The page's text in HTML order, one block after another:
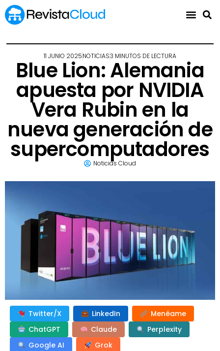
11 JUNIO 2025NOTICIAS3 MINUTOS DE LECTURA
Blue Lion: Alemania
apuesta por NVIDIA
Vera Rubin en la
nueva generación de
supercomputadores
Noticias Cloud
Twitter/X LinkedIn
Menéame
ChatGPT
Claude
Perplexity
Google AI
Grok